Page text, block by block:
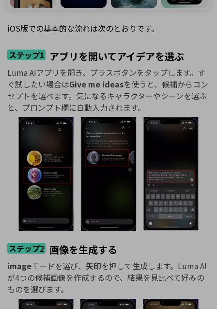
iOS版での基本的な流れは次のとおりです。
ステップ1 アプリを開いてアイデアを選ぶ
Luma AIアプリを開き、プラスボタンをタップします。す
ぐ試したい場合はGive me ideasを使うと、候補からコン
セプトを選べます。気になるキャラクターやシーンを選ぶ
と、プロンプト欄に自動入力されます。
ステップ2 画像を生成する
imageモードを選び、 矢印を押して生成します。Luma AI
が4つの候補画像を作成するので、結果を見比べて好みの
ものを選びます。